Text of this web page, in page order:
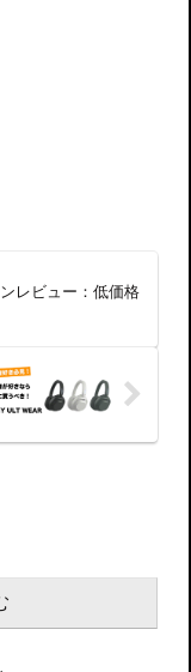
レビュー：低価格